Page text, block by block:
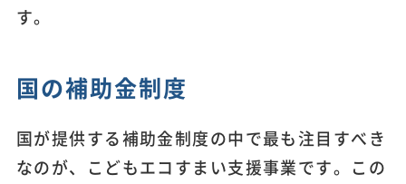
す。
国の補助金制度
国が提供する補助金制度の中で最も注目すべき
なのが、こどもエコすまい支援事業です。この